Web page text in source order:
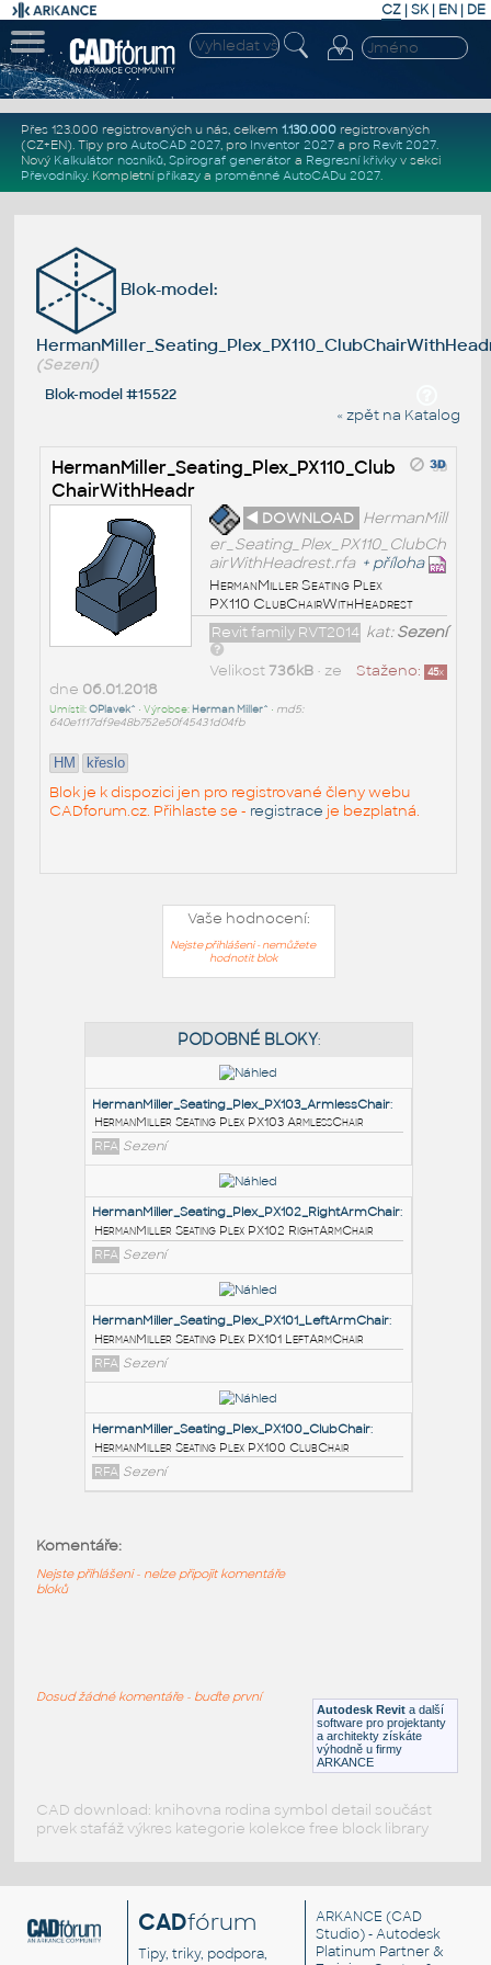
CZ | SK| EN | DE
Přes 123.000 registrovaných u nás, celkem 1.130.000registrovaných
(CZ+EN). Tipy pro AutoCAD 2027, pro Inventor 2027a pro Revit 2027.
Nový Kalkulátor nosníků, Spirograf generátor a Regresní křivkyv sekci
Převodníky. Kompletní příkazya proměnné AutoCADu 2027.
Blok-model:
(Sezení)
Blok-model #15522
« zpět na Katalog
HermanMiller_Seating_Plex_PX110_Club
ChairWithHeadr
◄ DOWNLOAD HermanMill
er_Seating_Plex_PX110_ClubCh
airWithHeadrest.rfa + příloha
HermanMiller Seating Plex
PX110 ClubChairWithHeadrest
kat:Sezení
Revit family RVT2014
Staženo: 45x
Velikost 736kB• ze
dne 06.01.2018
Umístil:OPlavek^ • Výrobce: Herman Miller^ • md5:
640e1117df9e48b752e50f45431d04fb
HM křeslo
Blok je k dispozici jen pro registrované členy webu
CADforum.cz. Přihlaste se - registrace je bezplatná.
Vaše hodnocení:
Nejste přihlášeni - nemůžete
hodnotit blok
PODOBNÉ BLOKY
HermanMiller_Seating_Plex_PX103_ArmlessChair
HermanMiller Seating Plex PX103 ArmlessChair
RFA Sezení
HermanMiller_Seating_Plex_PX102_RightArmChair
HermanMiller Seating Plex PX102 RightArmChair
RFA Sezení
HermanMiller_Seating_Plex_PX101_LeftArmChair
HermanMiller Seating Plex PX101 LeftArmChair
HermanMiller Seating Plex PX100 ClubChair
Autodesk Revit a další
software pro projektanty
a architekty získáte
výhodně u firmy
ARKANCE
Komentáře:
Nejste přihlášeni - nelze připojit komentáře
bloků
Dosud žádné komentáře - buďte první
CAD download: knihovna rodina symbol detail součást
prvek stafáž výkres kategorie kolekce free block library
CADfórum
Tipy, triky, podpora,
ARKANCE (CAD
Studio) - Autodesk
Platinum Partner &